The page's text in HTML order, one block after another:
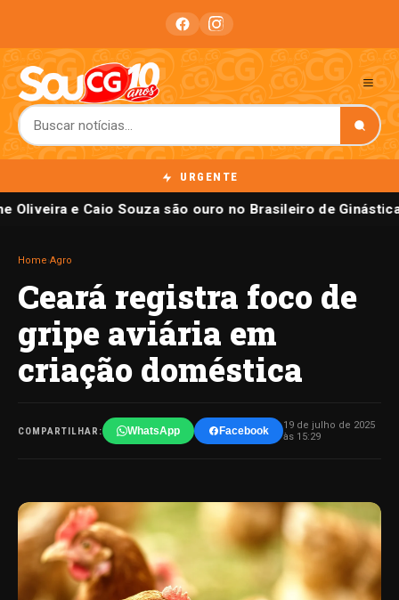
URGENTE
Oliveira e Caio Souza são ouro no Brasileiro de Ginástica
Home Agro
Ceará registra foco de
gripe aviária em
criação doméstica
COMPARTILHAR: WhatsApp Facebook
19 de julho de 2025
às 15:29